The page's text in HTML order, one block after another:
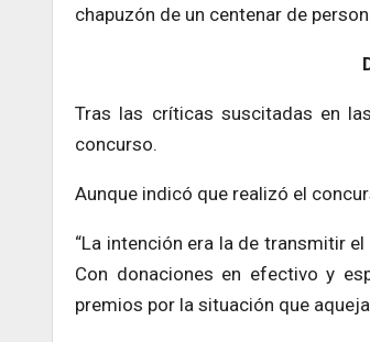
chapuzón de un centenar de
Tras las críticas suscitadas en
concurso.
Aunque indicó que realizó el
“La intención era la de transmitir
Con donaciones en efectivo y
premios por la situación que